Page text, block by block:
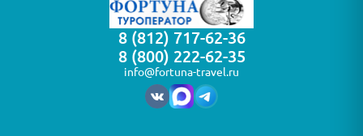
8 (812) 717-62-36
8 (800) 222-62-35
info@fortuna-travel.ru